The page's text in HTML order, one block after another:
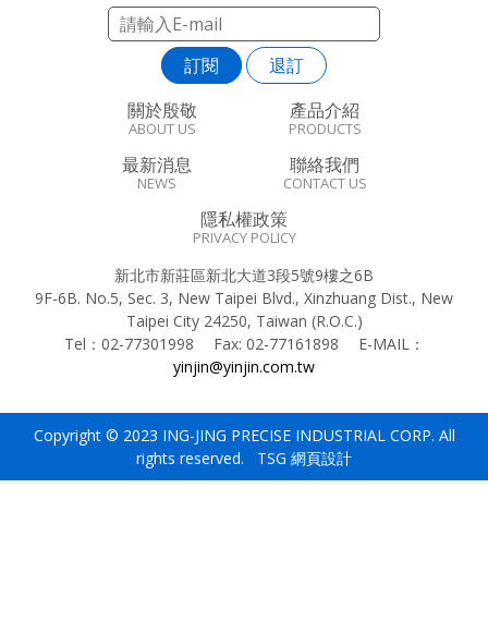
關於殷敬
ABOUT US
產品介紹
PRODUCTS
最新消息
NEWS
聯絡我們
CONTACT US
隱私權政策
PRIVACY POLICY
新北市新莊區新北大道3段5號9樓之6B
9F-6B. No.5, Sec. 3, New Taipei Blvd., Xinzhuang Dist., New
Taipei City 24250, Taiwan (R.O.C.)
Tel： 02-77301998 Fax: 02-77161898 E-MAIL：
yinjin@yinjin.com.tw
訂閱 退訂
Copyright © 2023 ING-JING PRECISE INDUSTRIAL CORP. All
rights reserved. TSG 網頁設計